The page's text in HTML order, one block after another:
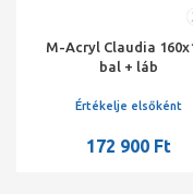
M-Acryl Claudia
bal + láb
Értékelje elsőként
172 900 Ft